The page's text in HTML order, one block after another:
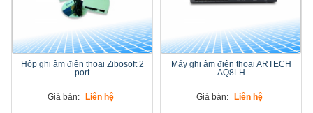
Hộp ghi âm điện thoại Zibosoft 2
port
Giá bán: Liên hệ
Máy ghi âm điện thoại ARTECH
AQ8LH
Giá bán: Liên hệ